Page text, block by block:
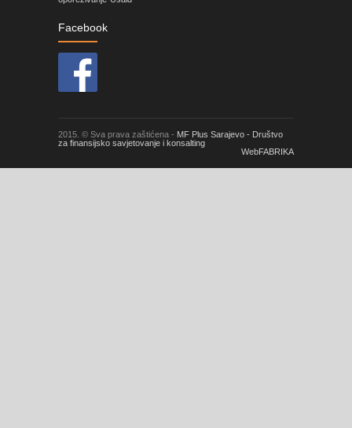
Facebook
2015. © Sva prava zaštićena - MF Plus Sarajevo - Društvo
za finansijsko savjetovanje i konsalting
WebFABRIKA